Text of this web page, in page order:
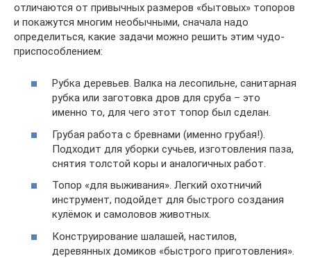
отличаются от привычных размеров «бытовых» топоров
и покажутся многим необычными, сначала надо
определиться, какие задачи можно решить этим чудо-
приспособлением:
Рубка деревьев. Валка на лесопильне, санитарная
рубка или заготовка дров для сруба – это
именно то, для чего этот топор был сделан.
Грубая работа с бревнами (именно грубая!).
Подходит для уборки сучьев, изготовления паза,
снятия толстой коры и аналогичных работ.
Топор «для выживания». Легкий охотничий
инструмент, подойдет для быстрого создания
кулёмок и самоловов животных.
Конструирование шалашей, настилов,
деревянных домиков «быстрого приготовления».